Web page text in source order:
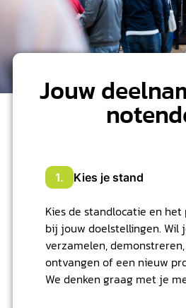
Jouw
1. Kies je stand
Kies de standlocatie en
bij jouw doelstellingen. Wil
verzamelen,
ontvangen of een nieuw
We denken graag met je